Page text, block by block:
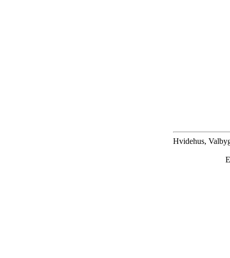
Hvidehus,